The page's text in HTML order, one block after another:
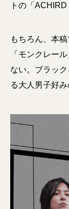
トの「
もちろん、本
「モンクレー
ない。ブラッ
る大人男子好